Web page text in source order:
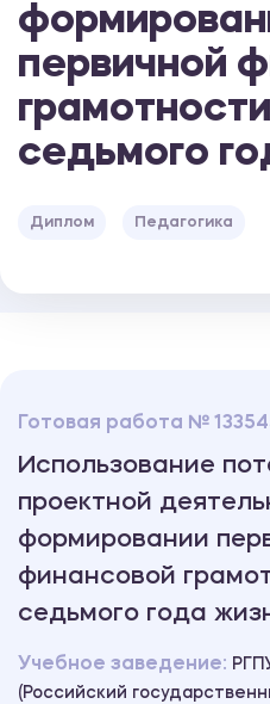
первичной
седьмого
Диплом Педагогика
Готовая работа №
Использование
проектной
формировании
финансовой
седьмого года
Учебное заведение:
(Российский